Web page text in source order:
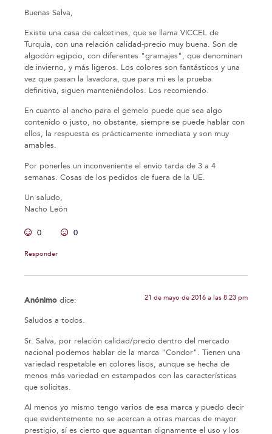
Buenas Salva,
Existe una casa de calcetines, que se llama VICCEL de
Turquía, con una relación calidad-precio muy buena. Son de
algodón egipcio, con diferentes "gramajes", que denominan
de invierno, y más ligeros. Los colores son fantásticos y una
vez que pasan la lavadora, que para mí es la prueba
definitiva, siguen manteniéndolos. Los recomiendo.
En cuanto al ancho para el gemelo puede que sea algo
contenido o justo, no obstante, siempre se puede hablar con
ellos, la respuesta es prácticamente inmediata y son muy
amables.
Por ponerles un inconveniente el envío tarda de 3 a 4
semanas. Cosas de los pedidos de fuera de la UE.
Un saludo,
Nacho León
0 0
Responder
Anónimo dice: 21 de mayo de 2016 a las 8:23 pm
Saludos a todos.
Sr. Salva, por relación calidad/precio dentro del mercado
nacional podemos hablar de la marca "Condor". Tienen una
variedad respetable en colores lisos, aunque se hecha de
menos más variedad en estampados con las características
que solicitas.
Al menos yo mismo tengo varios de esa marca y puedo decir
que evidentemente no se acercan a otras marcas de mayor
prestigio, sí es cierto que aguantan dignamente el uso y los